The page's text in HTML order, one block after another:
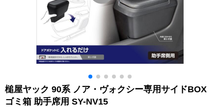
槌屋ヤック 90系 ノア・ヴォクシー専用サイドBOX
ゴミ箱 助手席用 SY-NV15